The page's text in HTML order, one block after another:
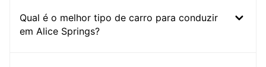
Qual é o melhor tipo de carro para conduzir
em Alice Springs?